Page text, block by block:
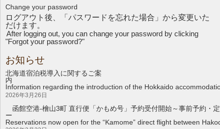
Change your password
ログアウト後、「パスワードを忘れた場合」から変更いた
だけます。
After logging out, you can change your password by clicking
"Forgot your password?"
お知らせ
北海道宿泊税導入に関するご案
Information regarding the introduction of the Hokkaido
2026年3月26日
函館空港-檜山3町 直行便「かもめ号」予約受付開始～事前予約・
Reservations now open for the “Kamome” direct flight between